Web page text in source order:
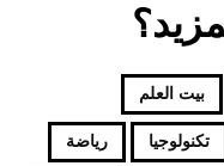
بيت العلم
تكنولوجيا رياضة